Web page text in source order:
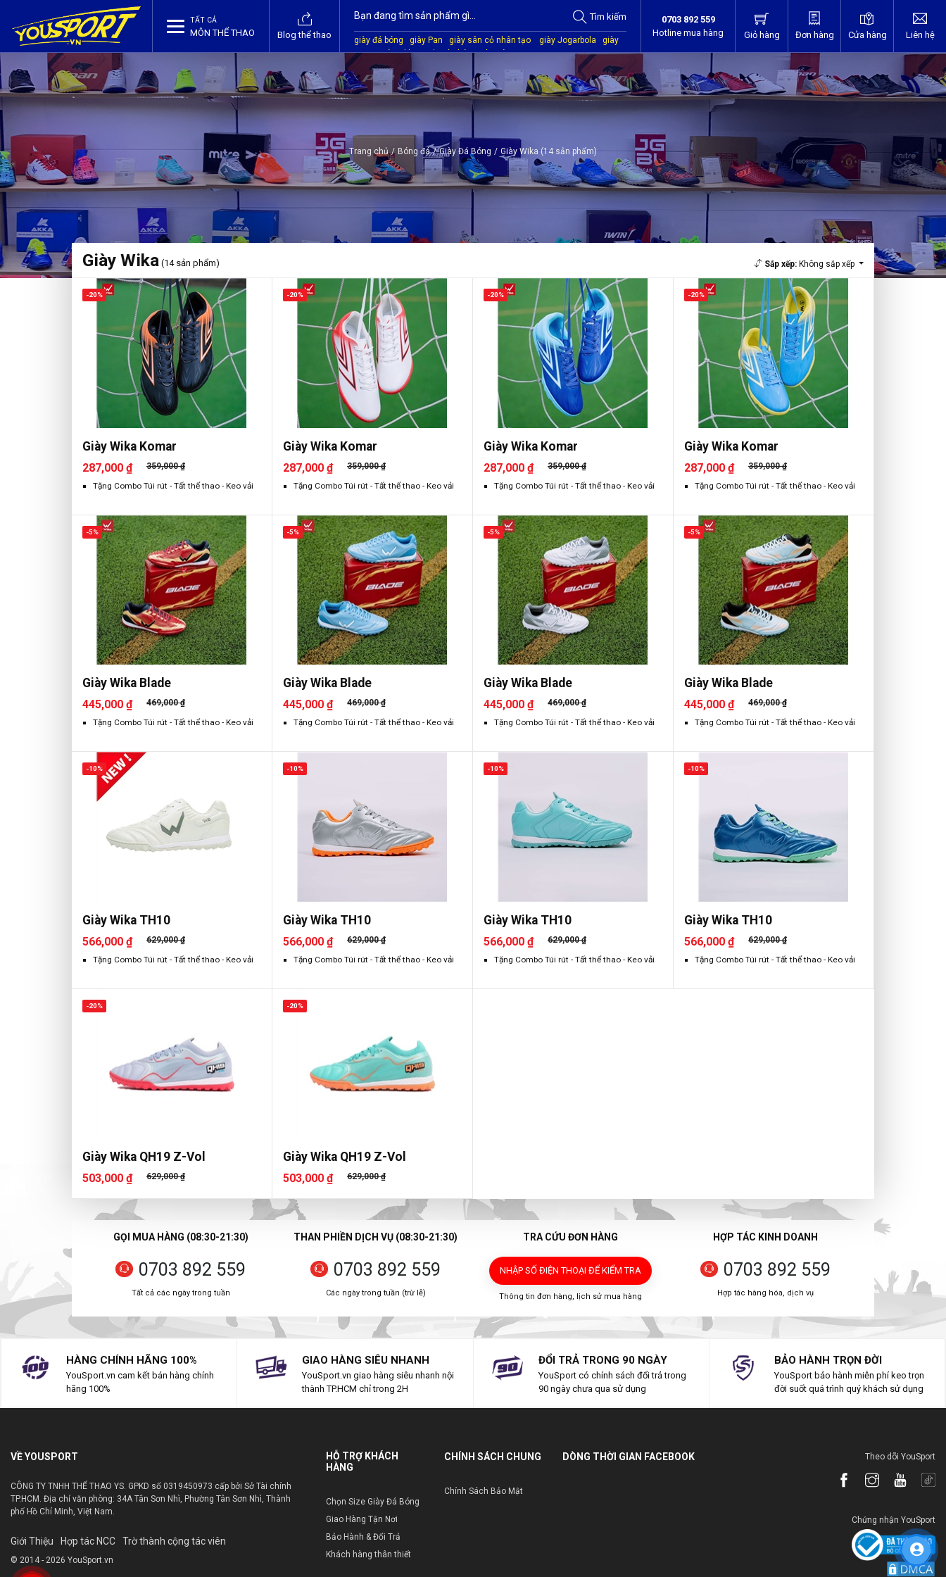
TẤT CẢ
MÔN THỂ THAO Blog thể thao
Tìm kiếm
giày đá bóng giày Pan giày sân cỏ nhân tạo giày Jogarbola
giày
Mitre
giày Akka quần áo bóng đá giày Kamito
0703 892 559
Hotline mua hàng
Giỏ hàng Đơn hàng Cửa hàng Liên hệ
Trang chủ / Bóng đá / Giày Đá Bóng / Giày Wika (14 sản phẩm)
Giày Wika (14 sản phẩm) Sắp xếp:Không sắp xếp
Giày Wika Komar
287,000 ₫ 359,000 ₫
-20%
Tặng Combo Túi rút - Tất thể thao - Keo vải
Giày Wika Komar
287,000 ₫ 359,000 ₫
-20%
Tặng Combo Túi rút - Tất thể thao - Keo vải
Giày Wika Komar
287,000 ₫ 359,000 ₫
-20%
Tặng Combo Túi rút - Tất thể thao - Keo vải
Giày Wika Komar
287,000 ₫ 359,000 ₫
-20%
Tặng Combo Túi rút - Tất thể thao - Keo vải
Giày Wika Blade
445,000 ₫ 469,000 ₫
-5%
Tặng Combo Túi rút - Tất thể thao - Keo vải
Giày Wika Blade
445,000 ₫ 469,000 ₫
-5%
Tặng Combo Túi rút - Tất thể thao - Keo vải
Giày Wika Blade
445,000 ₫ 469,000 ₫
-5%
Tặng Combo Túi rút - Tất thể thao - Keo vải
Giày Wika Blade
445,000 ₫ 469,000 ₫
-5%
Tặng Combo Túi rút - Tất thể thao - Keo vải
Giày Wika TH10
566,000 ₫ 629,000 ₫
-10%
Tặng Combo Túi rút - Tất thể thao - Keo vải
Giày Wika TH10
566,000 ₫ 629,000 ₫
-10%
Tặng Combo Túi rút - Tất thể thao - Keo vải
Giày Wika TH10
566,000 ₫ 629,000 ₫
-10%
Tặng Combo Túi rút - Tất thể thao - Keo vải
Giày Wika TH10
566,000 ₫ 629,000 ₫
-10%
Tặng Combo Túi rút - Tất thể thao - Keo vải
Giày Wika QH19 Z-Vol
503,000 ₫ 629,000 ₫
-20%
Giày Wika QH19 Z-Vol
503,000 ₫ 629,000 ₫
-20%
GỌI MUA HÀNG (08:30-21:30)
0703 892 559
Tất cả các ngày trong tuần
THAN PHIỀN DỊCH VỤ (08:30-21:30)
0703 892 559
Các ngày trong tuần (trừ lễ)
TRA CỨU ĐƠN HÀNG
NHẬP SỐ ĐIỆN THOẠI ĐỂ KIỂM TRA
Thông tin đơn hàng, lịch sử mua hàng
HỢP TÁC KINH DOANH
0703 892 559
Hợp tác hàng hóa, dịch vụ
HÀNG CHÍNH HÃNG 100%
YouSport.vn cam kết bán hàng chính
hãng 100%
GIAO HÀNG SIÊU NHANH
YouSport.vn giao hàng siêu nhanh nội
thành TP.HCM chỉ trong 2H
ĐỔI TRẢ TRONG 90 NGÀY
YouSport có chính sách đổi trả trong
90 ngày chưa qua sử dụng
BẢO HÀNH TRỌN ĐỜI
YouSport bảo hành miễn phí keo trọn
đời suốt quá trình quý khách sử dụng
VỀ YOUSPORT
CÔNG TY TNHH THỂ THAO YS. GPKD số 0319450973 cấp bởi Sở Tài chính
TP.HCM. Địa chỉ văn phòng: 34A Tân Sơn Nhì, Phường Tân Sơn Nhì, Thành
phố Hồ Chí Minh, Việt Nam.
Giới Thiệu Hợp tác NCC Trờ thành cộng tác viên
© 2014 - 2026 YouSport.vn
HỖ TRỢ KHÁCH
HÀNG
Chọn Size Giày Đá Bóng
Giao Hàng Tận Nơi
Bảo Hành & Đổi Trả
Khách hàng thân thiết
CHÍNH SÁCH CHUNG
Chính Sách Bảo Mật
DÒNG THỜI GIAN FACEBOOK Theo dõi YouSport
Chứng nhận YouSport